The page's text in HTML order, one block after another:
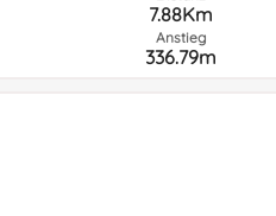
7.88Km
Anstieg
336.79m